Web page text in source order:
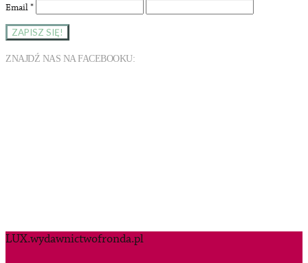
Email*
ZNAJDŹ NAS NA FACEBOOKU:
LUX.wydawnictwofronda.pl